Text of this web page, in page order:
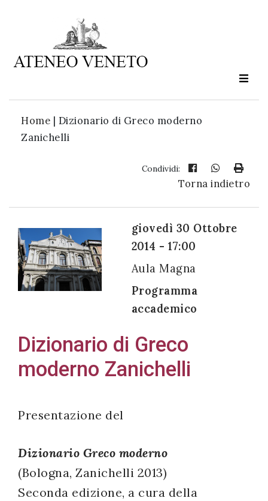
Home | Dizionario di Greco moderno
Zanichelli
Condividi:
Torna indietro
giovedì 30 Ottobre
2014 - 17:00
Aula Magna
Programma
accademico
Dizionario di Greco
moderno Zanichelli
Presentazione del
Dizionario Greco moderno
(Bologna, Zanichelli 2013)
Seconda edizione, a cura della
Ateneo
è
cultura
Acconsento
all'uso dei
miei dati
con il
legislativo
196/03